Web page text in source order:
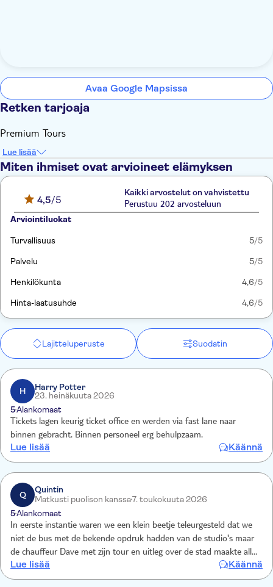
Avaa Google Mapsissa
Retken tarjoaja
Premium Tours
Lue lisää
Miten ihmiset ovat arvioineet elämyksen
4,5/5
Kaikki arvostelut on vahvistettu
Perustuu 202 arvosteluun
Arviointiluokat
Turvallisuus 5/5
Palvelu 5/5
Henkilökunta 4,6/5
Hinta-laatusuhde 4,6/5
Lajitteluperuste Suodatin
H
Harry Potter
23. heinäkuuta 2026
5Alankomaat
Tickets lagen keurig ticket office en werden via fast lane naar
binnen gebracht. Binnen personeel erg behulpzaam.
Lue lisää Käännä
Q
Quintin
Matkusti puolison kanssa7. toukokuuta 2026
5Alankomaat
In eerste instantie waren we een klein beetje teleurgesteld dat we
niet de bus met de bekende opdruk hadden van de studio's maar
de chauffeur Dave met zijn tour en uitleg over de stad maakte alles
goed!
Lue lisää Käännä